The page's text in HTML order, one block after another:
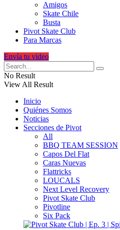
Amigos
Skate Chile
Busta
Pivot Skate Club
Para Marcas
Envía tu video
No Result
View All Result
Inicio
Quiénes Somos
Noticias
Secciones de Pivot
All
BBQ TEAM SESSION
Capos Del Flat
Caras Nuevas
Flattricks
LOUCALS
Next Level Recovery
Pivot Skate Club
Pivotline
Six Pack